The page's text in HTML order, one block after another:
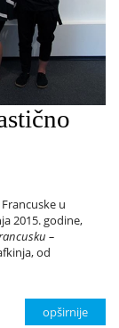
u
2015. godine,
–
od
opširnije